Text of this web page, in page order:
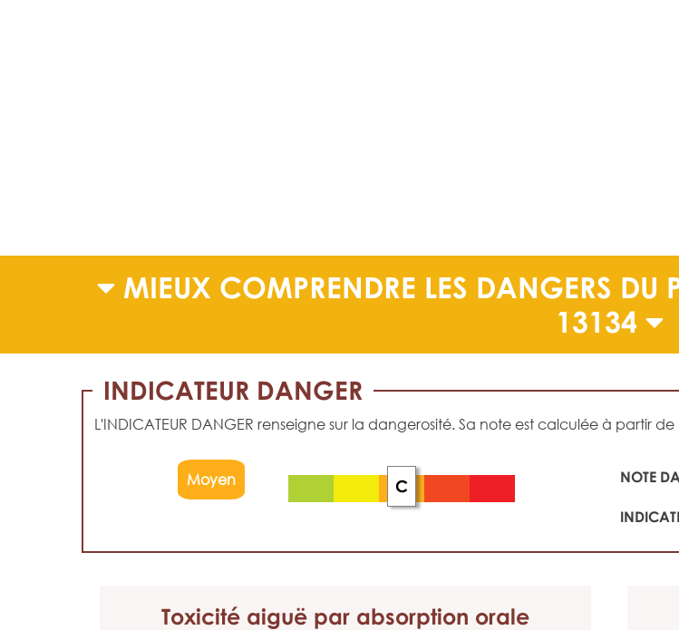
MIEUX COMPRENDRE LES DANGERS DU
13134
INDICATEUR DANGER
L'INDICATEUR DANGER renseigne sur la dangerosité. Sa note est calculée à partir
Moyen C NOTE
Toxicité aiguë par absorption orale